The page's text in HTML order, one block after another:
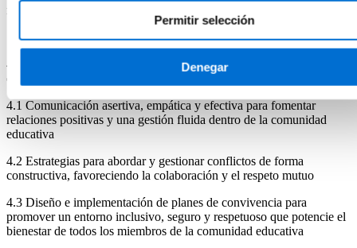
Permitir selección
Denegar
mejora continua del centro
4. Comunicación, convivencia y gestión del clima del centro
educativo
4.1 Comunicación asertiva, empática y efectiva para fomentar
relaciones positivas y una gestión fluida dentro de la comunidad
educativa
4.2 Estrategias para abordar y gestionar conflictos de forma
constructiva, favoreciendo la colaboración y el respeto mutuo
4.3 Diseño e implementación de planes de convivencia para
promover un entorno inclusivo, seguro y respetuoso que potencie el
bienestar de todos los miembros de la comunidad educativa